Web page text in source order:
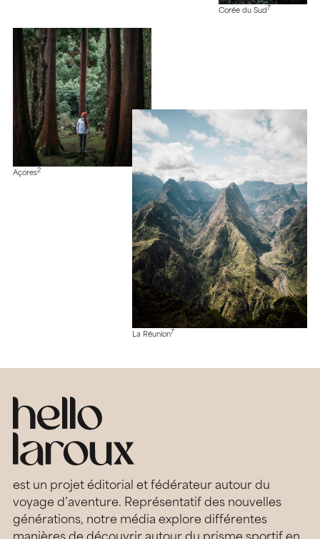
Corée du Sud 7
Açores2
La Réunion7
est un projet éditorial et fédérateur autour du
voyage d’aventure. Représentatif des nouvelles
générations, notre média explore différentes